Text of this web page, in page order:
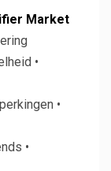
Market
•
•
•